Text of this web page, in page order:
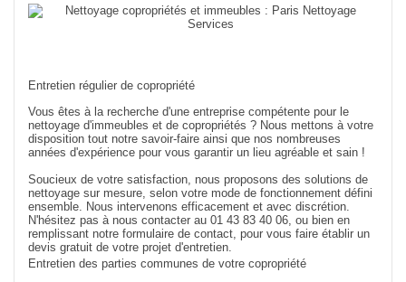
Entretien régulier de copropriété
Vous êtes à la recherche d'une entreprise compétente pour le
nettoyage d'immeubles et de copropriétés ? Nous mettons à votre
disposition tout notre savoir-faire ainsi que nos nombreuses
années d'expérience pour vous garantir un lieu agréable et sain !
Soucieux de votre satisfaction, nous proposons des solutions de
nettoyage sur mesure, selon votre mode de fonctionnement défini
ensemble. Nous intervenons efficacement et avec discrétion.
N'hésitez pas à nous contacter au 01 43 83 40 06, ou bien en
remplissant notre formulaire de contact, pour vous faire établir un
devis gratuit de votre projet d'entretien.
Entretien des parties communes de votre copropriété